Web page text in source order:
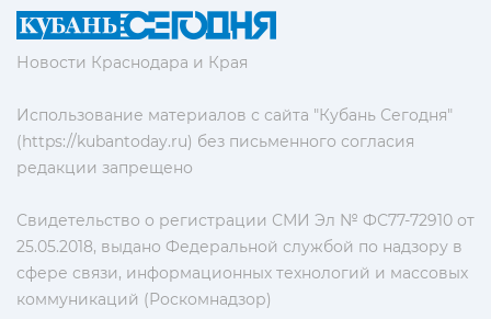
Новости Краснодара и Края
Использование материалов с сайта "Кубань Сегодня"
(https://kubantoday.ru) без письменного согласия
редакции запрещено
Свидетельство о регистрации СМИ Эл № ФС77-72910 от
25.05.2018, выдано Федеральной службой по надзору в
сфере связи, информационных технологий и массовых
коммуникаций (Роскомнадзор)